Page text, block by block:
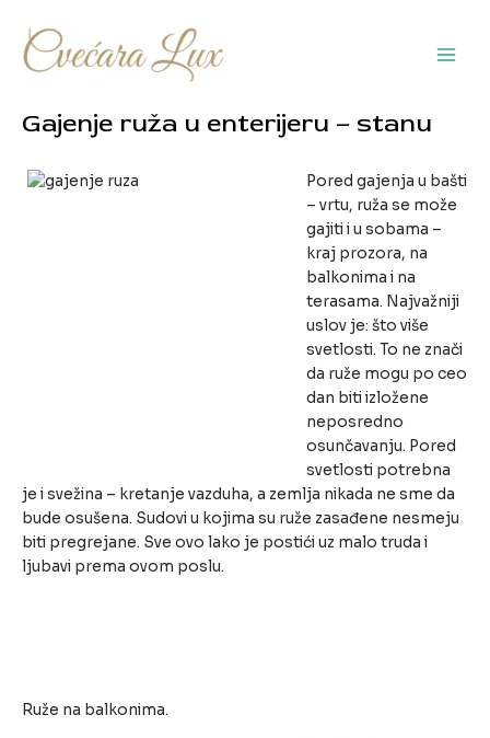
sadržaj
Gajenje ruža u enterijeru – stanu
Pored gajenja u bašti
– vrtu, ruža se može
gajiti i u sobama –
kraj prozora, na
balkonima i na
terasama. Najvažniji
uslov je: što više
svetlosti. To ne znači
da ruže mogu po ceo
dan biti izložene
neposredno
osunčavanju. Pored
svetlosti potrebna
je i svežina – kretanje vazduha, a zemlja nikada ne sme da
bude osušena. Sudovi u kojima su ruže zasađene nesmeju
biti pregrejane. Sve ovo lako je postići uz malo truda i
ljubavi prema ovom poslu.
Ruže na balkonima.